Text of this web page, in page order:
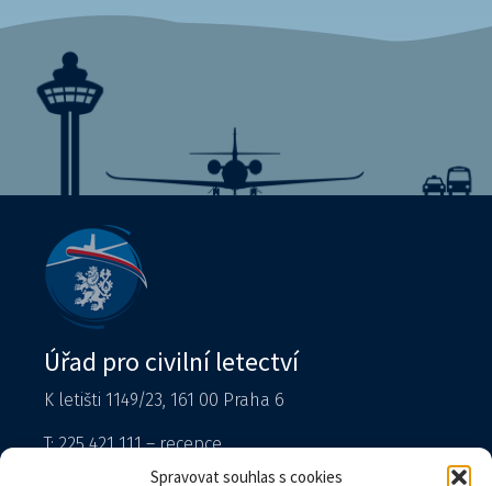
Spravovat souhlas s cookies
Úřad pro civilní letectví
K letišti 1149/23, 161 00 Praha 6
T: 225 421 111 – recepce